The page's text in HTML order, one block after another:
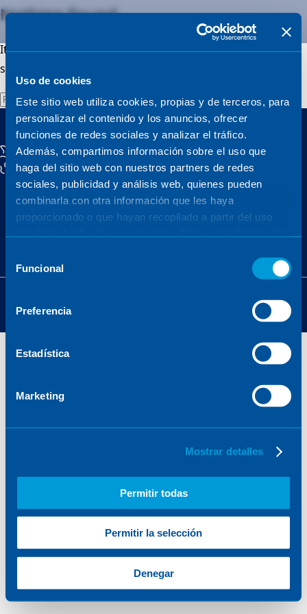
Uso de cookies
Este sitio web utiliza cookies, propias y de terceros, para
personalizar el contenido y los anuncios, ofrecer
funciones de redes sociales y analizar el tráfico.
Además, compartimos información sobre el uso que
haga del sitio web con nuestros partners de redes
sociales, publicidad y análisis web, quienes pueden
combinarla con otra información que les haya
proporcionado o que hayan recopilado a partir del uso
Funcional
Preferencia
Estadística
Marketing
Mostrar detalles
Permitir todas
Permitir la selección
Denegar
Nothing Found
It seems we can’t find what you’re looking for. Perhaps
searching can help.
Rechercher :